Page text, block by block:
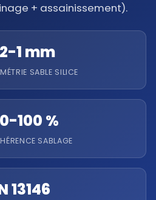
+ assainissement).
1 mm
SABLE SILICE
100 %
SABLAGE
13146